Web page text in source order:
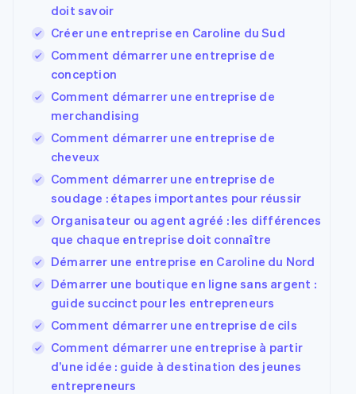
doit savoir
Créer une entreprise en Caroline du Sud
Comment démarrer une entreprise de
conception
Comment démarrer une entreprise de
merchandising
Comment démarrer une entreprise de
cheveux
Comment démarrer une entreprise de
soudage : étapes importantes pour réussir
Organisateur ou agent agréé : les différences
que chaque entreprise doit connaître
Démarrer une entreprise en Caroline du Nord
Démarrer une boutique en ligne sans argent :
guide succinct pour les entrepreneurs
Comment démarrer une entreprise de cils
Comment démarrer une entreprise à partir
d’une idée : guide à destination des jeunes
entrepreneurs